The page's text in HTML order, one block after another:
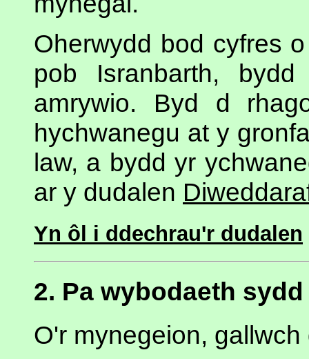
Oherwydd bod cyfres
pob Isranbarth,
amrywio. Byd d
hychwanegu at y
law, a bydd yr
ar y dudalen
Yn ôl i ddechrau'r dudalen
2. Pa wybodaeth
O'r mynegeion,